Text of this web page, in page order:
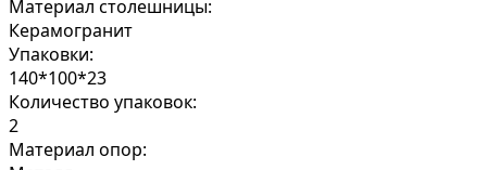
Материал столешницы:
Керамогранит
Упаковки:
140*100*23
Количество упаковок:
2
Материал опор: